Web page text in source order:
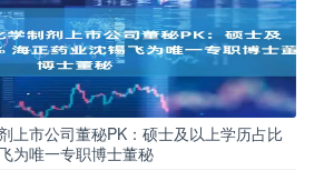
上市公司董秘PK：硕士及以上学历占比
为唯一专职博士董秘